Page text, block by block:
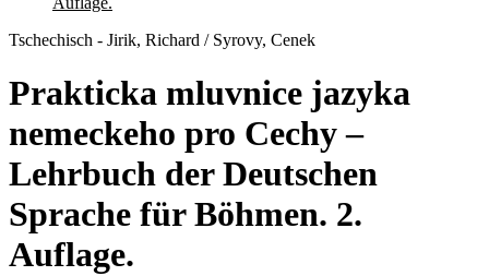
Tschechisch - Jirik, Richard / Syrovy, Cenek
Prakticka mluvnice jazyka
nemeckeho pro Cechy –
Lehrbuch der Deutschen
Sprache für Böhmen. 2.
Auflage.